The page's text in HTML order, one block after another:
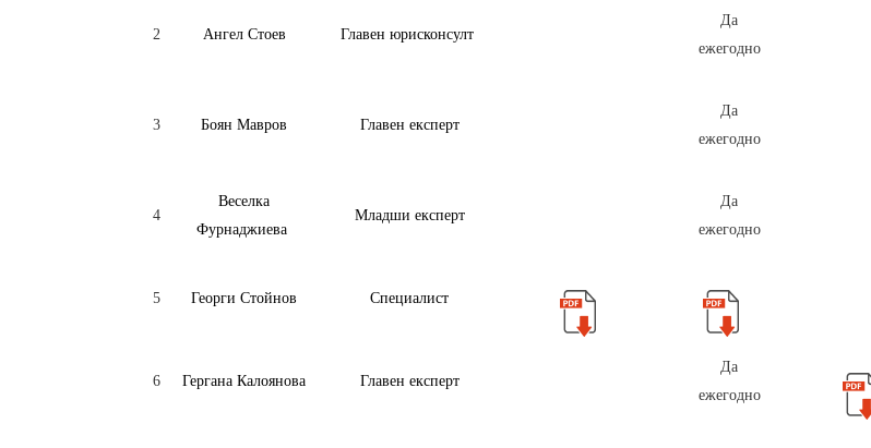
2 Ангел Стоев Главен юрисконсулт
Да
ежегодно
3 Боян Мавров Главен експерт
Да
ежегодно
4
Веселка
Фурнаджиева
Младши експерт
Да
ежегодно
5 Георги Стойнов Специалист
6 Гергана Калоянова Главен експерт
Да
ежегодно